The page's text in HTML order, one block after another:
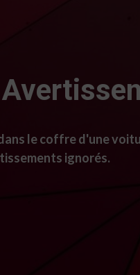
le coffre d'une
ignorés.